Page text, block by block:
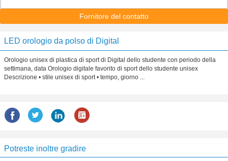
Fornitore del contatto
LED orologio da polso di Digital
Orologio unisex di plastica di sport di Digital dello studente con periodo della
settimana, data Orologio digitale favorito di sport dello studente unisex
Descrizione • stile unisex di sport • tempo, giorno ...
Potreste inoltre gradire